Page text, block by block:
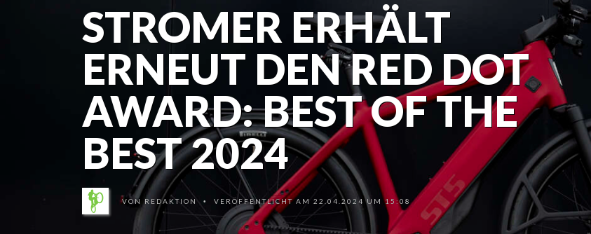
STROMER ERHÄLT
ERNEUT DEN RED DOT
AWARD: BEST OF THE
BEST 2024
VON REDAKTION • VERÖFFENTLICHT AM 22.04.2024 UM 15:08